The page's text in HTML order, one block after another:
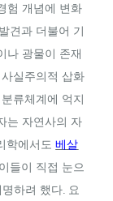
험 개념에 변화
견과 더불어 기
나 광물이 존재
실주의적 삽화
류체계에 억지
는 자연사의 자
학에서도베살
들이 직접 눈으
하려 했다. 요